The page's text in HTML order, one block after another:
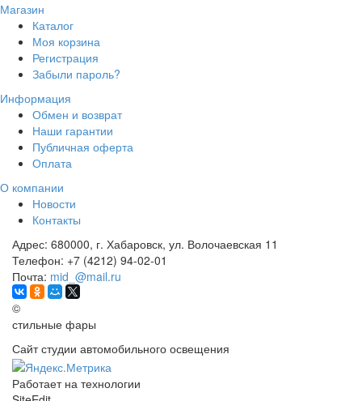
Магазин
Каталог
Моя корзина
Регистрация
Забыли пароль?
Информация
Обмен и возврат
Наши гарантии
Публичная оферта
Оплата
О компании
Новости
Контакты
Адрес: 680000, г. Хабаровск, ул. Волочаевская 11
Телефон: +7 (4212) 94-02-01
Почта: mid_@mail.ru
©
стильные фары
Сайт студии автомобильного освещения
Работает на технологии